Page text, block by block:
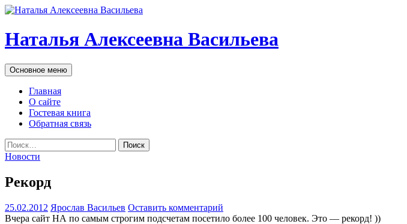
Наталья Алексеевна Васильева
Поиск
Основное меню Перейти
к
Главная
О сайте
Гостевая книга
Обратная связь
Найти:
Новости
Рекорд
25.02.2012 Ярослав Васильев Оставить комментарий
Вчера сайт НА по самым строгим подсчетам посетило более 100 человек. Это — рекорд! ))